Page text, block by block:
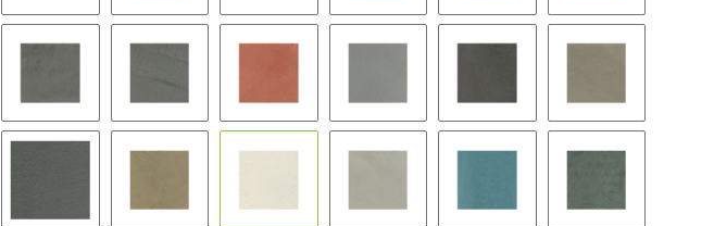
BW07 BW08 BW09 BW10 BW11 BW12
BW13 BW14 BW15 BW16 BW17 BW18